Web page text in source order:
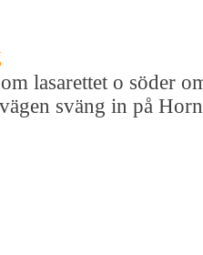
lasarettet o söder
sväng in på